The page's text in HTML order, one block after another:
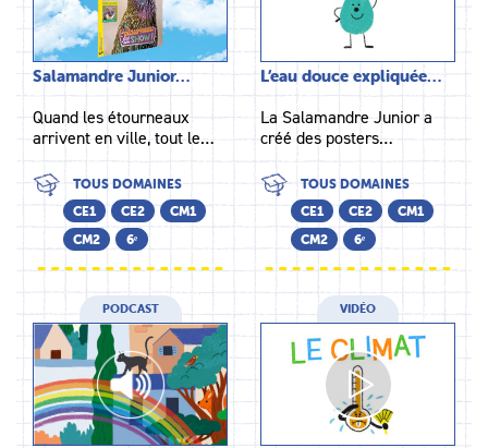
Salamandre Junior…
Quand les étourneaux
arrivent en ville, tout le…
TOUS DOMAINES
CE1
CE2
CM1
CM2
6ᵉ
L’eau douce expliquée…
La Salamandre Junior a
créé des posters…
TOUS DOMAINES
CE1
CE2
CM1
CM2
6ᵉ
PODCAST VIDÉO